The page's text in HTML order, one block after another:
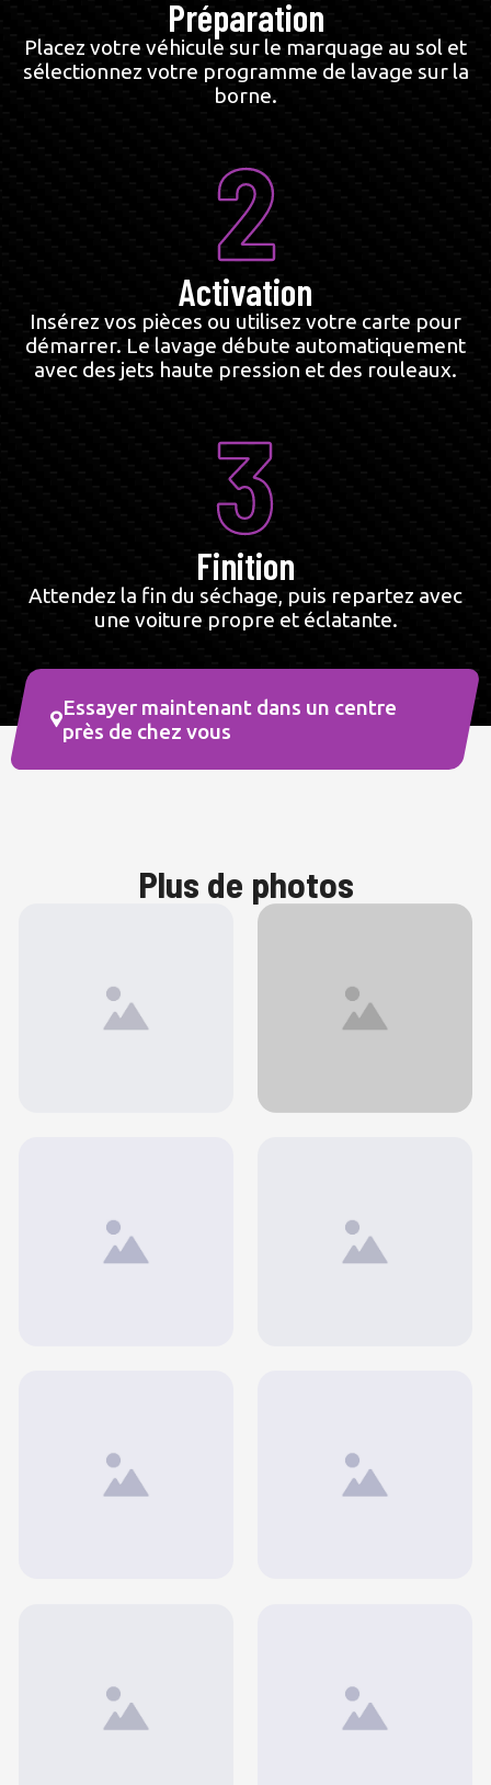
Préparation
Placez votre véhicule sur le marquage au sol et
sélectionnez votre programme de lavage sur la
borne.
2
Activation
Insérez vos pièces ou utilisez votre carte pour
démarrer. Le lavage débute automatiquement
avec des jets haute pression et des rouleaux.
3
Finition
Attendez la fin du séchage, puis repartez avec
une voiture propre et éclatante.
Essayer maintenant dans un centre
près de chez vous
Plus de photos